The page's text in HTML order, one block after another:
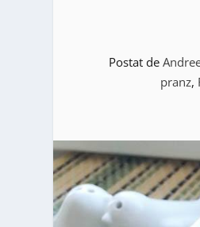
Postat de
pranz,